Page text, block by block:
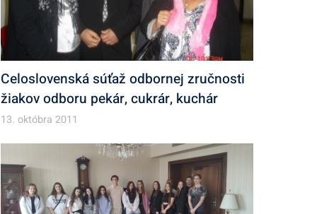
Celoslovenská súťaž odbornej zručnosti
žiakov odboru pekár, cukrár, kuchár
13. októbra 2011